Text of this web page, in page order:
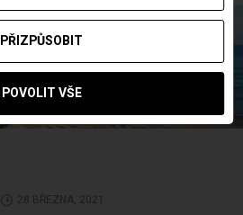
28 BŘEZNA, 2021
PŘIZPŮSOBIT
POVOLIT VŠE